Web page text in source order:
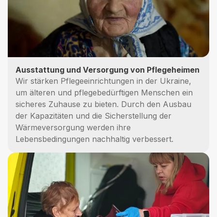
Ausstattung und Versorgung von Pflegeheimen
Wir stärken Pflegeeinrichtungen in der Ukraine,
um älteren und pflegebedürftigen Menschen ein
sicheres Zuhause zu bieten. Durch den Ausbau
der Kapazitäten und die Sicherstellung der
Wärmeversorgung werden ihre
Lebensbedingungen nachhaltig verbessert.